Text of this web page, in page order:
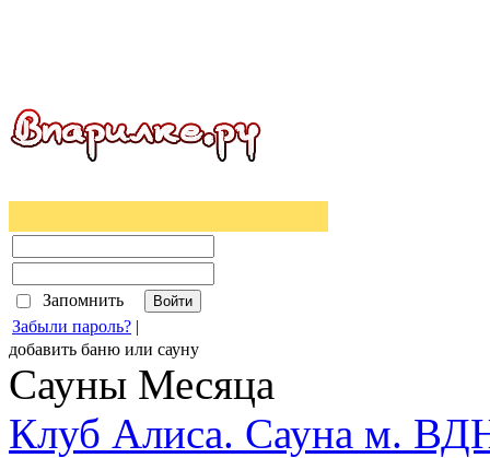
Запомнить
Забыли пароль? |
добавить баню или сауну
Сауны Месяца
Клуб Алиса. Сауна м.